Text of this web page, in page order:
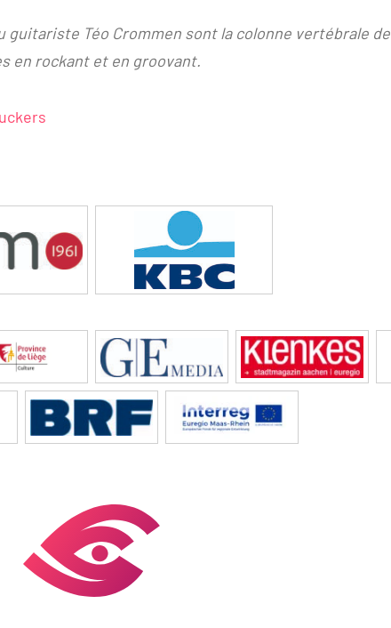
Téo Crommen sont la colonne vertébrale de
en rockant et en groovant.